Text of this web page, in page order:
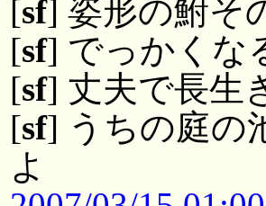
[sf] 姿形の鮒そ
[sf] でっかくな
[sf] 丈夫で長生
[sf] うちの庭の
よ